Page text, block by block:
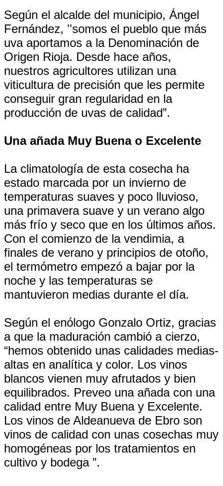
Según el alcalde del municipio, Ángel
Fernández, ''somos el pueblo que más
uva aportamos a la Denominación de
Origen Rioja. Desde hace años,
nuestros agricultores utilizan una
viticultura de precisión que les permite
conseguir gran regularidad en la
producción de uvas de calidad”.
Una añada Muy Buena o Excelente
La climatología de esta cosecha ha
estado marcada por un invierno de
temperaturas suaves y poco lluvioso,
una primavera suave y un verano algo
más frío y seco que en los últimos años.
Con el comienzo de la vendimia, a
finales de verano y principios de otoño,
el termómetro empezó a bajar por la
noche y las temperaturas se
mantuvieron medias durante el día.
Según el enólogo Gonzalo Ortiz, gracias
a que la maduración cambió a cierzo,
“hemos obtenido unas calidades medias-
altas en analítica y color. Los vinos
blancos vienen muy afrutados y bien
equilibrados. Preveo una añada con una
calidad entre Muy Buena y Excelente.
Los vinos de Aldeanueva de Ebro son
vinos de calidad con unas cosechas muy
homogéneas por los tratamientos en
cultivo y bodega ”.